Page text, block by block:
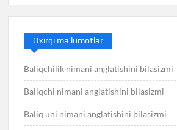
Oxirgi ma’lumotlar
Baliqchilik nimani anglatishini bilasizmi
Baliqchi nimani anglatishini bilasizmi
Baliq uni nimani anglatishini bilasizmi